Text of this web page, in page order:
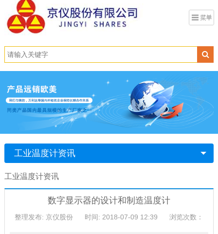
工业温度计资讯
工业温度计资讯
数字显示器的设计和制造温度计
整理发布: 京仪股份 时间: 2018-07-09 12:39 浏览次数：